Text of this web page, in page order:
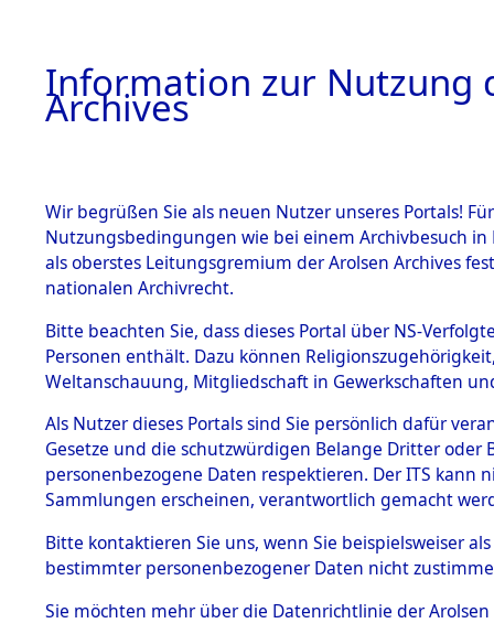
BESTÄNDE
1.
Inhaftierungsdoku
mente
1.2.9 Beim ITS
Effekten
1.2.9.1
Effekten aus
dem KZ
Dachau
1.2.9.2
Effekten aus
dem KZ
Bayerisches
0011
Information zur Nutzung
Archives
Wir begrüßen Sie als neuen Nutzer unseres Portals!
Nutzungsbedingungen wie bei einem Archivbesuch
als oberstes Leitungsgremium der Arolsen Archives
nationalen Archivrecht.
Bitte beachten Sie, dass dieses Portal über NS-
Personen enthält. Dazu können
Weltanschauung, Mitgliedschaft in Gewerkschaften
Als Nutzer dieses Portals sind Sie persönlich dafür
Gesetze und die schutzwürdigen Belange Dritter
personenbezogene Daten respektieren. Der ITS
Sammlungen erscheinen, verantwortlich gemacht
Bitte kontaktieren Sie uns, wenn Sie beispielsweiser
bestimmter personenbezogener Daten nicht
Sie möchten mehr über die Datenrichtlinie der Arolsen